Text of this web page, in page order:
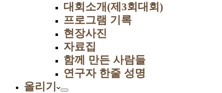
대회소개(제3회대회)
프로그램 기록
현장사진
자료집
함께 만든 사람들
연구자 한줄 성명
올리기